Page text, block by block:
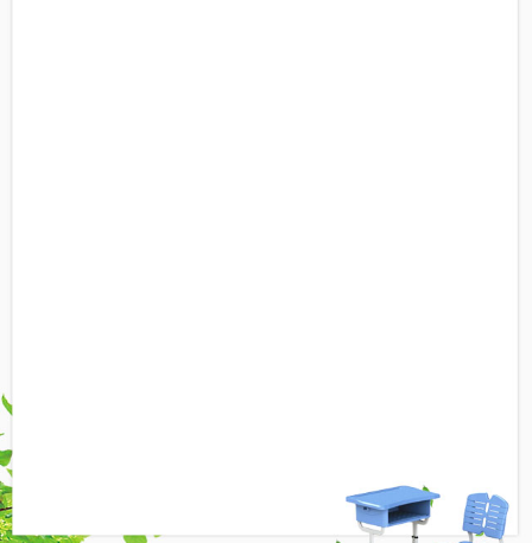
安全环保
脚垫实心加厚，钢板螺丝加固形成牢固耐磨
铁三角，且设有防滑凸条